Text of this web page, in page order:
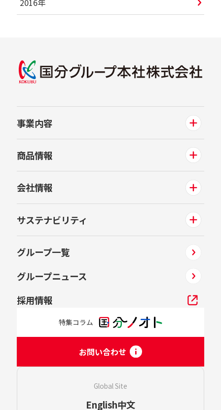
2016年
事業内容
商品情報
会社情報
サステナビリティ
グループ一覧
グループニュース
採用情報
特集コラム
お問い合わせ
Global Site
English中文